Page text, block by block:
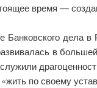
время —
Банковского дела
в
служили
по своему